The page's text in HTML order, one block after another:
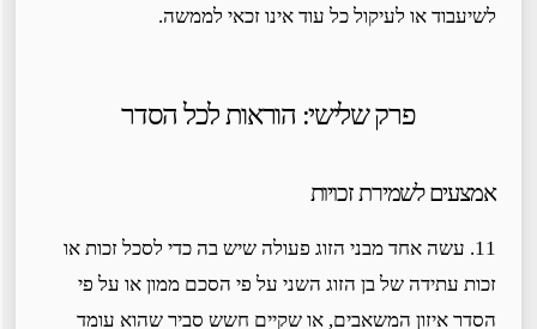
לשיעבוד או לעיקול כל עוד אינו זכאי לממשה.
פרק שלישי: הוראות לכל הסדר
אמצעים לשמירת זכויות
11. עשה אחד מבני הזוג פעולה שיש בה כדי לסכל זכות או
זכות עתידה של בן הזוג השני על פי הסכם ממון או על פי
הסדר איזון המשאבים, או שקיים חשש סביר שהוא עומד